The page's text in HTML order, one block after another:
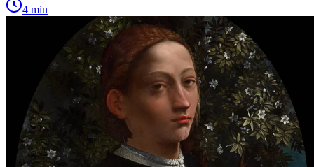
4 min